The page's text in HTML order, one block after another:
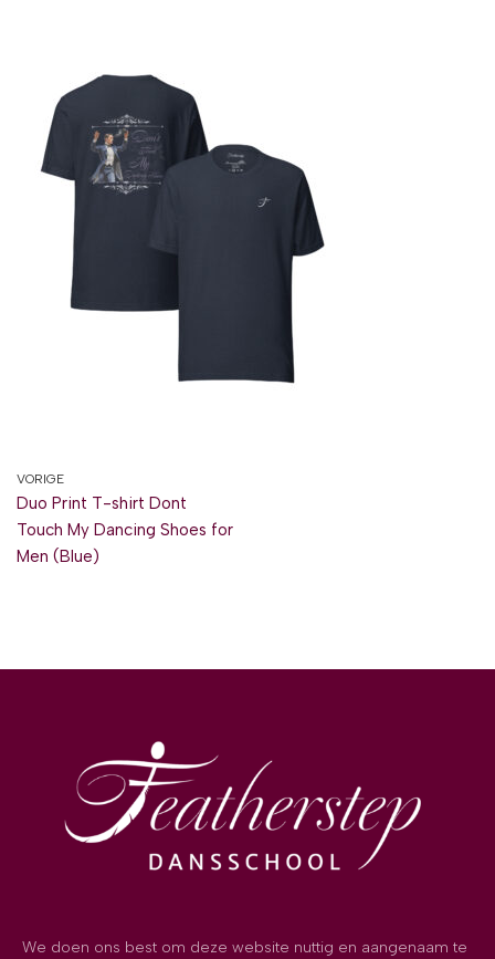
VORIGE
Duo Print T-shirt Dont
Touch My Dancing Shoes for
Men (Blue)
We doen ons best om deze website nuttig en aangenaam te